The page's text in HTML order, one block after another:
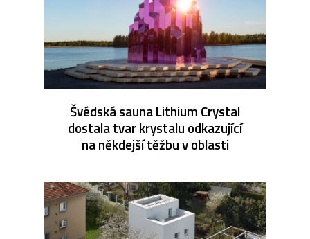
Švédská sauna Lithium Crystal
dostala tvar krystalu odkazující
na někdejší těžbu v oblasti